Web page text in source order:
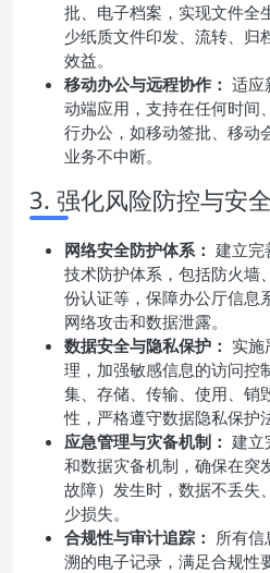
批、电子档案，实现文件全
少纸质文件印发、流转、归
效益。
移动办公与远程协作： 适应
动端应用，支持在任何时间
行办公，如移动签批、移动
业务不中断。
3. 强化风险防控与安
网络安全防护体系： 建立完
技术防护体系，包括防火墙
份认证等，保障办公厅信息
网络攻击和数据泄露。
数据安全与隐私保护： 实施
理，加强敏感信息的访问控
集、存储、传输、使用、销
性，严格遵守数据隐私保护
应急管理与灾备机制： 建立
和数据灾备机制，确保在突
故障）发生时，数据不丢失
少损失。
合规性与审计追踪： 所有信
溯的电子记录，满足合规性